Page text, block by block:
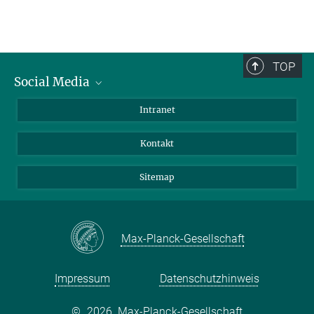
TOP
Social Media
LinkedIn
Intranet
Kontakt
Sitemap
Max-Planck-Gesellschaft
Impressum Datenschutzhinweis